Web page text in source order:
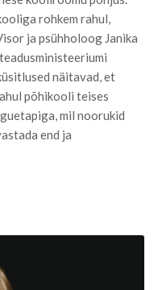
rohkem rahul,
ja psühholoog Janika
näitavad, et
põhikooli teises
mil noorukid
end ja